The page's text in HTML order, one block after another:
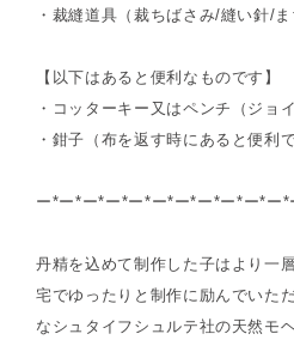
・裁縫道具（裁ちばさみ/縫い針/
【以下はあると便利なものです】
・コッターキー又はペンチ（ジョ
・鉗子（布を返す時にあると便利で
ー*ー*ー*ー*ー*ー*ー*ー*ー*ー*ー
丹精を込めて制作した子はより一
宅でゆったりと制作に励んでいた
なシュタイフシュルテ社の天然モ